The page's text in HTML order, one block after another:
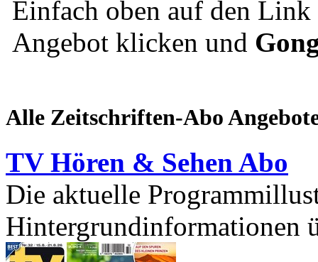
Einfach oben auf den Link
Angebot klicken und
Alle Zeitschriften-Abo
TV Hören & Sehen Abo
Die aktuelle
Hintergrundinformationen